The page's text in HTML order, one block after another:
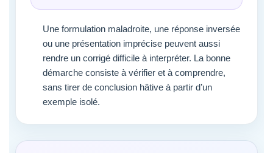
Une formulation maladroite, une réponse inversée
ou une présentation imprécise peuvent aussi
rendre un corrigé difficile à interpréter. La bonne
démarche consiste à vérifier et à comprendre,
sans tirer de conclusion hâtive à partir d’un
exemple isolé.